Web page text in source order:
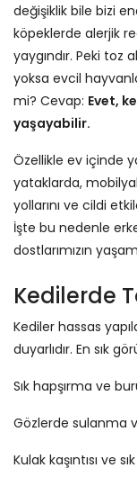
değişiklik bile bizi
köpeklerde alerjik
yaygındır. Peki toz
yoksa evcil
mi? Cevap: Evet,
yaşayabilir.
Özellikle ev içinde
yataklarda,
yollarını ve cildi
İşte bu nedenle
dostlarımızın
Kedilerde
Kediler hassas
duyarlıdır. En sık
Sık hapşırma ve
Gözlerde sulanma
Kulak kaşıntısı ve